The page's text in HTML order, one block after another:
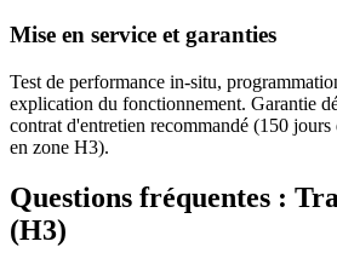
Mise en service et garanties
Test de performance in-situ,
explication du fonctionnement. Garantie
contrat d'entretien recommandé (150
en zone H3).
Questions fréquentes :
(H3)